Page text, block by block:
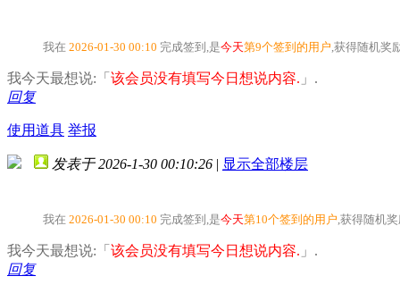
我在 2026-01-30 00:10 完成签到,是今天第9个签到的用户 ,获得随机奖
我今天最想说:「 该会员没有填写今日想说内容. 」.
回复
使用道具 举报
发表于 2026-1-30 00:10:26 | 显示全部楼层
我在 2026-01-30 00:10 完成签到,是今天第10个签到的用户 ,获得随机
我今天最想说:「 该会员没有填写今日想说内容. 」.
回复